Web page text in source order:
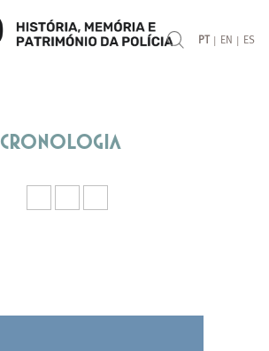
PT | EN | ES
Cronologia